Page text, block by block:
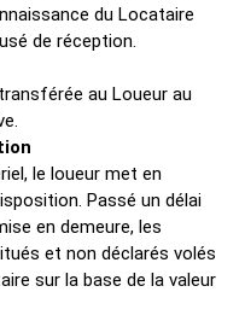
du Locataire
de réception.
au Loueur au
le loueur met en
Passé un délai
en demeure, les
et non déclarés volés
sur la base de la valeur